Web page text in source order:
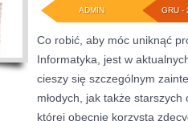
GRU -
ADMIN
Co robić, aby móc uniknąć
Informatyka, jest w
cieszy się szczególnym
młodych, jak także
której obecnie korzysta